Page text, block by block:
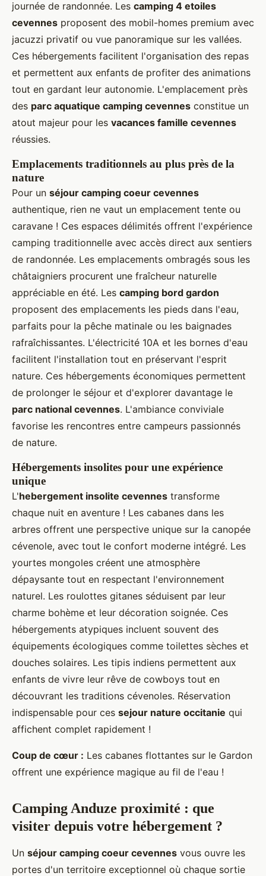
journée de randonnée. Les camping 4 etoiles
cevennes proposent des mobil-homes premium avec
jacuzzi privatif ou vue panoramique sur les vallées.
Ces hébergements facilitent l'organisation des repas
et permettent aux enfants de profiter des animations
tout en gardant leur autonomie. L'emplacement près
des parc aquatique camping cevennes constitue un
atout majeur pour les vacances famille cevennes
réussies.
Emplacements traditionnels au plus près de la
nature
Pour un séjour camping coeur cevennes
authentique, rien ne vaut un emplacement tente ou
caravane ! Ces espaces délimités offrent l'expérience
camping traditionnelle avec accès direct aux sentiers
de randonnée. Les emplacements ombragés sous les
châtaigniers procurent une fraîcheur naturelle
appréciable en été. Les camping bord gardon
proposent des emplacements les pieds dans l'eau,
parfaits pour la pêche matinale ou les baignades
rafraîchissantes. L'électricité 10A et les bornes d'eau
facilitent l'installation tout en préservant l'esprit
nature. Ces hébergements économiques permettent
de prolonger le séjour et d'explorer davantage le
parc national cevennes. L'ambiance conviviale
favorise les rencontres entre campeurs passionnés
de nature.
Hébergements insolites pour une expérience
unique
L'hebergement insolite cevennes transforme
chaque nuit en aventure ! Les cabanes dans les
arbres offrent une perspective unique sur la canopée
cévenole, avec tout le confort moderne intégré. Les
yourtes mongoles créent une atmosphère
dépaysante tout en respectant l'environnement
naturel. Les roulottes gitanes séduisent par leur
charme bohème et leur décoration soignée. Ces
hébergements atypiques incluent souvent des
équipements écologiques comme toilettes sèches et
douches solaires. Les tipis indiens permettent aux
enfants de vivre leur rêve de cowboys tout en
découvrant les traditions cévenoles. Réservation
indispensable pour ces sejour nature occitanie qui
affichent complet rapidement !
Coup de cœur : Les cabanes flottantes sur le Gardon
offrent une expérience magique au fil de l'eau !
Camping Anduze proximité : que
visiter depuis votre hébergement ?
Un séjour camping coeur cevennes vous ouvre les
portes d'un territoire exceptionnel où chaque sortie